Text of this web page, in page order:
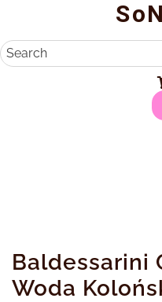
content
Search
Baldessarini
Woda